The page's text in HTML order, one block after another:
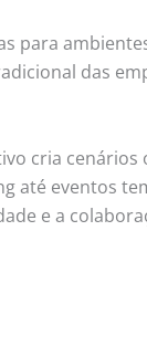
para
das
cria
até eventos
e a